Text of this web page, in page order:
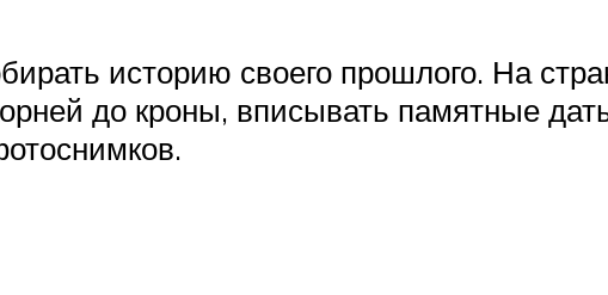
историю своего прошлого. На
до кроны, вписывать памятные